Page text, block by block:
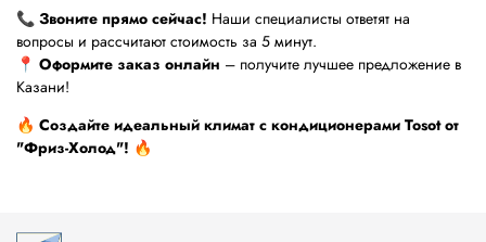
📞 Звоните прямо сейчас! Наши специалисты ответят на
вопросы и рассчитают стоимость за 5 минут.
📍 Оформите заказ онлайн – получите лучшее предложение в
Казани!
🔥 Создайте идеальный климат с кондиционерами Tosot от
"Фриз-Холод"! 🔥